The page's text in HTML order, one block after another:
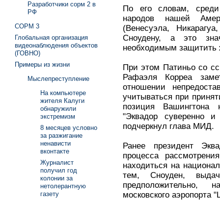
По его словам, среди
народов нашей
(Венесуэла,
Сноудену, а это
необходимым защитить
При этом Патиньо со
Рафаэля Корреа
отношении
учитываться при
позиция
"Эквадор суверенно
подчеркнул глава МИД.
Ранее президент
процесса
находиться на
тем, Сноуден,
предположительно,
московского аэропорта
Разработчики сорм 2 в
РФ
СОРМ 3
Глобальная организация
видеонаблюдения объектов
(ГОВНО)
Примеры из жизни
Мыслепреступление
На компьютере
жителя Калуги
обнаружили
экстремизм
8 месяцев условно
за разжигание
ненависти
вконтакте
Журналист
получил год
колонии за
нетолерантную
газету